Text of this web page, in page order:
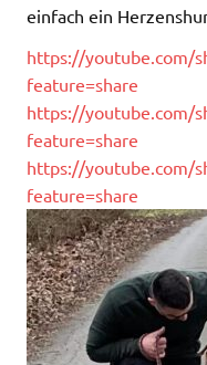
einfach ein
https://youtube.com/
feature=share
https://youtube.com/
feature=share
https://youtube.com/
feature=share